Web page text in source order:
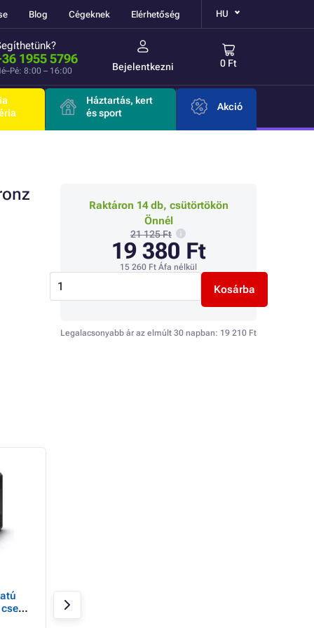
Blog Cégeknek Elérhetőség HU
1955 5796
8:00 – 16:00 Bejelentkezni 0 Ft
Háztartás, kert
és sport
Akció
Raktáron 14 db, csütörtökön
Önnél
21 125 Ft
19 380 Ft
15 260 Ft Áfa nélkül
Kosárba
Legalacsonyabb ár az elmúlt 30 napban: 19 210 Ft
cseh
3.1/80PLUS
Gold/Modular/Retail FSP
VITA GM/850W/ATX